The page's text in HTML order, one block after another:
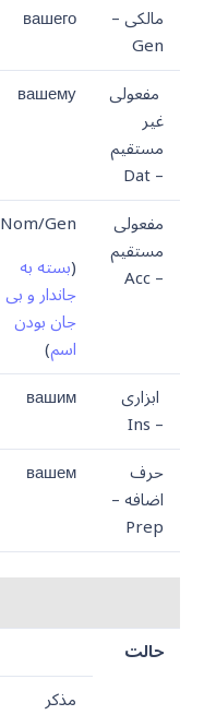
مالکی –
Gen
вашего
مفعولی
غیر
مستقیم
– Dat
вашему
مفعولی
مستقیم
– Acc
Nom/Gen
(بسته به
جاندار و بی
جان بودن
اسم)
ابزاری
– Ins
вашим
حرف
اضافه –
Prep
вашем
حالت
مذکر